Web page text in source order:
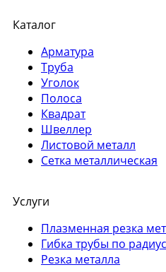
Каталог
Арматура
Труба
Уголок
Полоса
Квадрат
Швеллер
Листовой металл
Сетка металлическая
Услуги
Плазменная резка
Гибка трубы по
Резка металла